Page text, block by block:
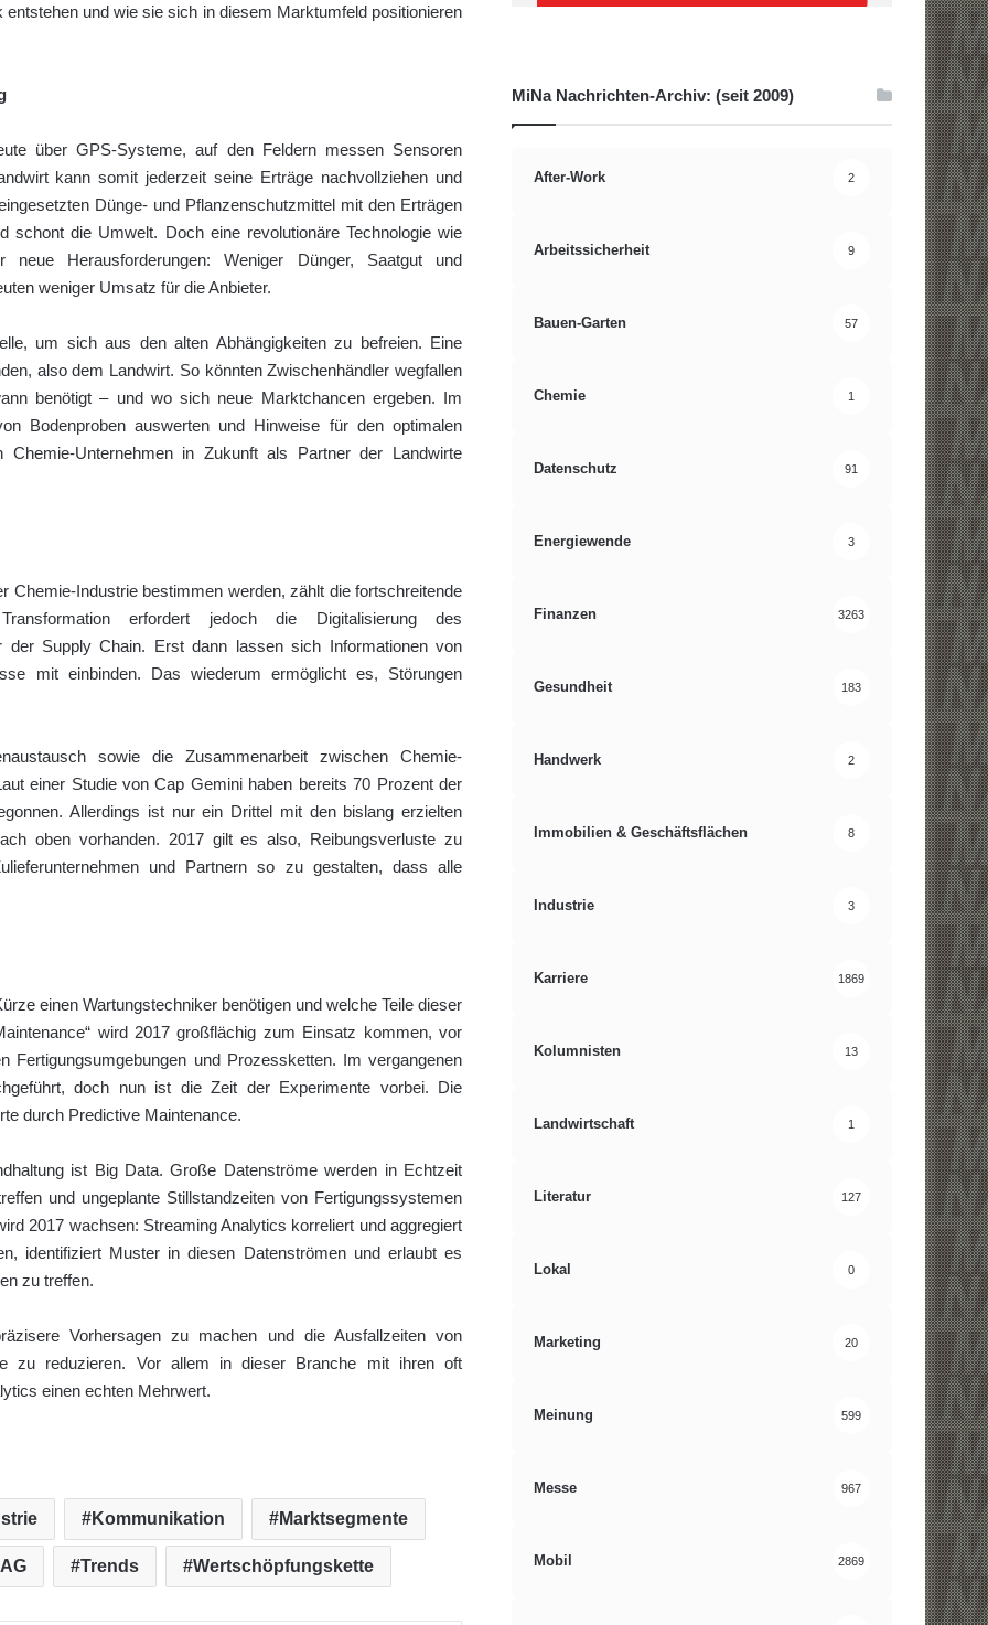
und wie sie sich in diesem Marktumfeld positionieren
über GPS-Systeme, auf den Feldern messen Sensoren
kann somit jederzeit seine Erträge nachvollziehen und
Dünge- und Pflanzenschutzmittel mit den Erträgen
die Umwelt. Doch eine revolutionäre Technologie wie
Herausforderungen: Weniger Dünger, Saatgut und
weniger Umsatz für die Anbieter.
um sich aus den alten Abhängigkeiten zu befreien. Eine
also dem Landwirt. So könnten Zwischenhändler wegfallen
benötigt – und wo sich neue Marktchancen ergeben. Im
Bodenproben auswerten und Hinweise für den optimalen
Unternehmen in Zukunft als Partner der Landwirte
Chemie-Industrie bestimmen werden, zählt die fortschreitende
erfordert jedoch die Digitalisierung des
Supply Chain. Erst dann lassen sich Informationen von
mit einbinden. Das wiederum ermöglicht es, Störungen
sowie die Zusammenarbeit zwischen Chemie-
einer Studie von Cap Gemini haben bereits 70 Prozent der
Allerdings ist nur ein Drittel mit den bislang erzielten
oben vorhanden. 2017 gilt es also, Reibungsverluste zu
und Partnern so zu gestalten, dass alle
einen Wartungstechniker benötigen und welche Teile dieser
wird 2017 großflächig zum Einsatz kommen, vor
und Prozessketten. Im vergangenen
doch nun ist die Zeit der Experimente vorbei. Die
durch Predictive Maintenance.
ist Big Data. Große Datenströme werden in Echtzeit
und ungeplante Stillstandzeiten von Fertigungssystemen
2017 wachsen: Streaming Analytics korreliert und aggregiert
identifiziert Muster in diesen Datenströmen und erlaubt es
zu treffen.
Vorhersagen zu machen und die Ausfallzeiten von
zu reduzieren. Vor allem in dieser Branche mit ihren oft
einen echten Mehrwert.
Kommunikation Marktsegmente
Trends Wertschöpfungskette
MiNa Nachrichten-Archiv: (seit 2009)
After-Work 2
Arbeitssicherheit 9
Bauen-Garten 57
Chemie 1
Datenschutz 91
Energiewende 3
Finanzen 3263
Gesundheit 183
Handwerk 2
Immobilien & Geschäftsflächen 8
Industrie 3
Karriere 1869
Kolumnisten 13
Landwirtschaft 1
Literatur 127
Lokal 0
Marketing 20
Meinung 599
Messe 967
Mobil 2869